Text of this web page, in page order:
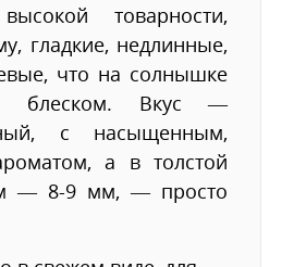
товарности,
гладкие, недлинные,
что на солнышке
блеском. Вкус —
с насыщенным,
а в толстой
— 8-9 мм, — просто